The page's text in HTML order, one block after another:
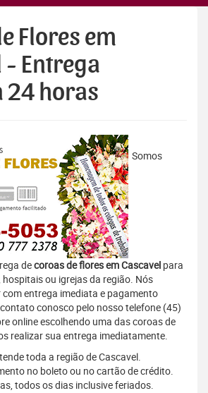
Flores em
- Entrega
24 horas
Somos
decoroas de flores em Cascavel para
ou igrejas da região. Nós
entrega imediata e pagamento
conosco pelo nosso telefone (45)
online escolhendo uma das coroas de
realizar sua entrega imediatamente.
toda a região de Cascavel.
no boleto ou no cartão de crédito.
todos os dias inclusive feriados.